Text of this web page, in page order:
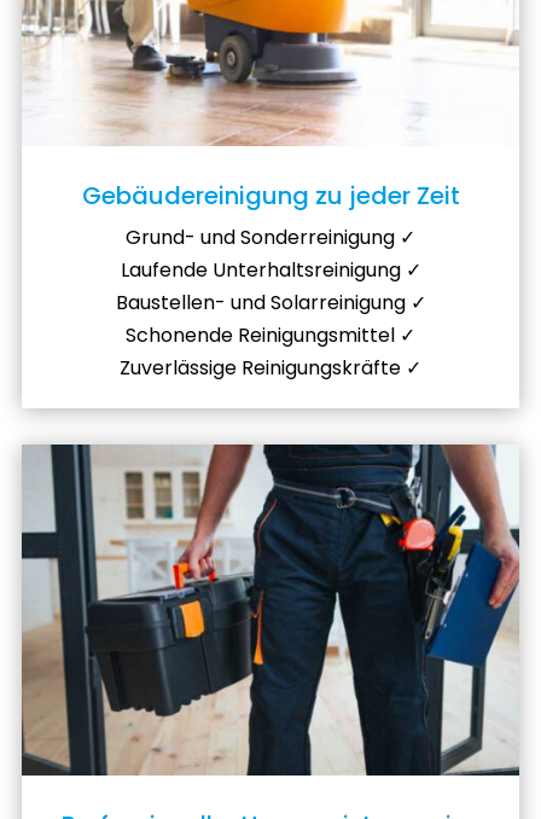
Gebäudereinigung zu jeder Zeit
Grund- und Sonderreinigung ✓
Laufende Unterhaltsreinigung ✓
Baustellen- und Solarreinigung ✓
Schonende Reinigungsmittel ✓
Zuverlässige Reinigungskräfte ✓